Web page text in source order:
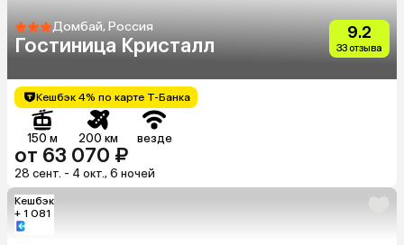
Домбай, Россия
Гостиница Кристалл
9.2
33 отзыва
Кешбэк 4% по карте Т-Банка
150 м 200 км везде
от 63 070 ₽
28 сент. - 4 окт., 6 ночей
Кешбэк
+ 1 081